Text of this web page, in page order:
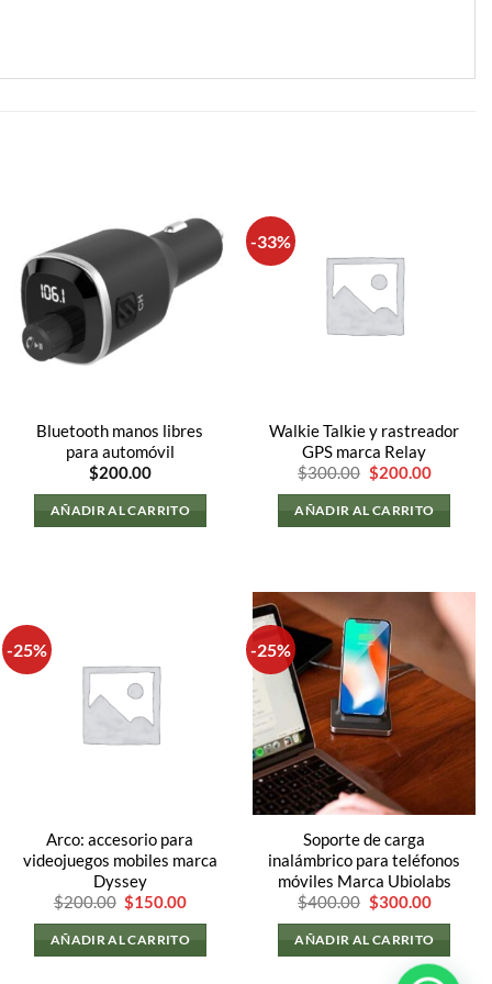
Bluetooth manos libres
para automóvil
$200.00
AÑADIR AL CARRITO
-33%
Walkie Talkie y rastreador
GPS marca Relay
$300.00 El
precio
original
era:
$300.00.
$200.00El
actual
es:
AÑADIR AL CARRITO
-25%
Arco: accesorio para
videojuegos mobiles marca
Dyssey
$200.00 El
precio
original
era:
$200.00.
$150.00El
actual
es:
$150.00.
AÑADIR AL CARRITO
-25%
Soporte de carga
inalámbrico para teléfonos
móviles Marca Ubiolabs
$400.00 El
precio
original
era:
$400.00.
$300.00El
actual
es:
AÑADIR AL CARRITO